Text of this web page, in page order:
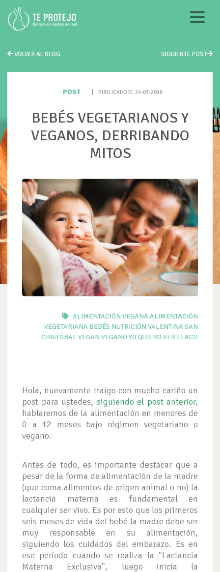
VOLVER AL BLOG SIGUIENTE POST
POST PUBLICADO EL 24-03-2016
BEBÉS VEGETARIANOS Y
VEGANOS, DERRIBANDO
MITOS
ALIMENTACIÓN VEGANA ALIMENTACIÓN
VEGETARIANA BEBÉS NUTRICIÓN VALENTINA SAN
CRISTÓBAL VEGAN VEGANO YO QUIERO SER FLACO
Hola, nuevamente traigo con mucho cariño un
post para ustedes, siguiendo el post anterior,
hablaremos de la alimentación en menores de
0 a 12 meses bajo régimen vegetariano o
vegano.
Antes de todo, es importante destacar que a
pesar de la forma de alimentación de la madre
(que coma alimentos de origen animal o no) la
lactancia materna es fundamental en
cualquier ser vivo. Es por esto que los primeros
seis meses de vida del bebé la madre debe ser
muy responsable en su alimentación,
siguiendo los cuidados del embarazo. Es en
ese período cuando se realiza la "Lactancia
Materna Exclusiva", luego inicia la